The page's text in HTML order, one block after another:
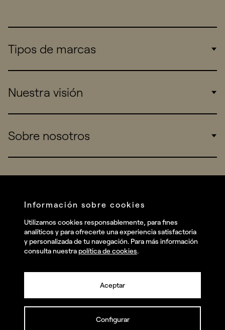
Tipos de marcas
Consumers
Startups
Nuestra visión
Work
Sobre nosotros
Talent
Contact
Instagram
Facebook
© summa.es Todos los derechos reservados.
Información sobre cookies
Utilizamos cookies responsablemente, para fines
analíticos y para ofrecerte una experiencia satisfactoria
y personalizada de tu navegación. Para más información
consulta nuestra política de cookies.
Aceptar
Configurar